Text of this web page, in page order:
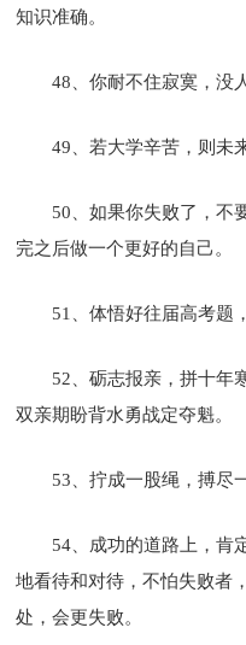
知识准确。
48、你耐不住寂寞，没
49、若大学辛苦，则未
50、如果你失败了，不
完之后做一个更好的自己。
51、体悟好往届高考题
52、砺志报亲，拼十年
双亲期盼背水勇战定夺魁。
53、拧成一股绳，搏尽
54、成功的道路上，肯
地看待和对待，不怕失败者
处，会更失败。